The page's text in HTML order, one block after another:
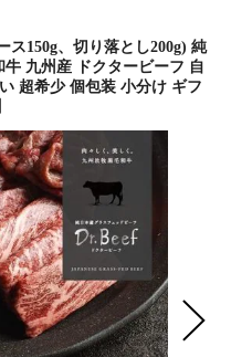
ス150g、切り落とし200g) 純
九州産 ドクタービーフ 自
超希少 個包装 小分け ギフ